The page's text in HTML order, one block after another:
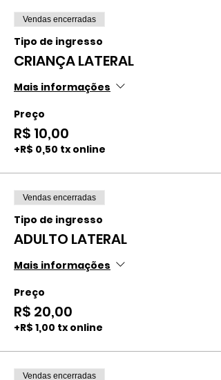
Vendas encerradas
Tipo de ingresso
CRIANÇA LATERAL
Mais informações
Preço
R$ 10,00
+R$ 0,50 tx online
Vendas encerradas
Tipo de ingresso
ADULTO LATERAL
Mais informações
Preço
R$ 20,00
+R$ 1,00 tx online
Vendas encerradas